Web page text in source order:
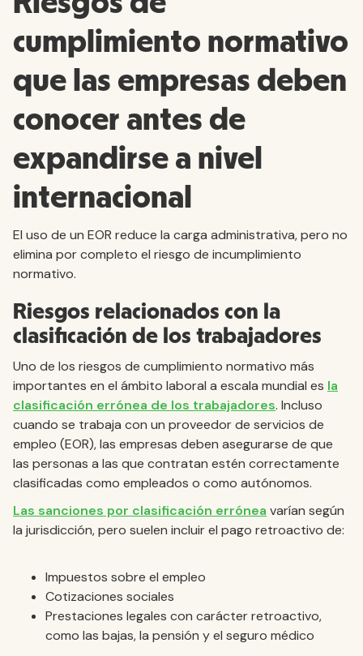
cumplimiento normativo
que las empresas deben
conocer antes de
expandirse a nivel
internacional
El uso de un EOR reduce la carga administrativa, pero no
elimina por completo el riesgo de incumplimiento
normativo.
Riesgos relacionados con la
clasificación de los trabajadores
Uno de los riesgos de cumplimiento normativo más
importantes en el ámbito laboral a escala mundial es la
clasificación errónea de los trabajadores. Incluso
cuando se trabaja con un proveedor de servicios de
empleo (EOR), las empresas deben asegurarse de que
las personas a las que contratan estén correctamente
clasificadas como empleados o como autónomos.
Las sanciones por clasificación errónea varían según
la jurisdicción, pero suelen incluir el pago retroactivo de:
Impuestos sobre el empleo
Cotizaciones sociales
Prestaciones legales con carácter retroactivo,
como las bajas, la pensión y el seguro médico